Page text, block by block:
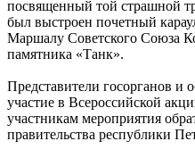
посвященный той страшной
был выстроен почетный
Маршалу Советского Союза
памятника «Танк».
Представители госорганов и
участие в Всероссийской
участникам мероприятия
правительства республики